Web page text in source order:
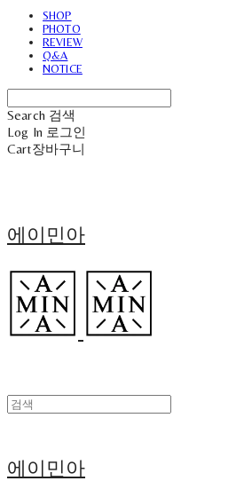
SHOP
PHOTO
REVIEW
Q&A
NOTICE
Search 검색
Log In 로그인
Cart장바구니
에이민아
에이민아